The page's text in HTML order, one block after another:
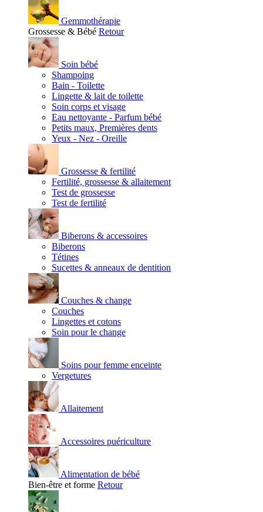
Gemmothérapie
Grossesse & Bébé Retour
Soin bébé
Shampoing
Bain - Toilette
Lingette & lait de toilette
Soin corps et visage
Eau nettoyante - Parfum bébé
Petits maux, Premières dents
Yeux - Nez - Oreille
Grossesse & fertilité
Fertilité, grossesse & allaitement
Test de grossesse
Test de fertilité
Biberons & accessoires
Biberons
Tétines
Sucettes & anneaux de dentition
Couches & change
Couches
Lingettes et cotons
Soin pour le change
Soins pour femme enceinte
Vergetures
Allaitement
Accessoires puériculture
Alimentation de bébé
Bien-être et forme Retour